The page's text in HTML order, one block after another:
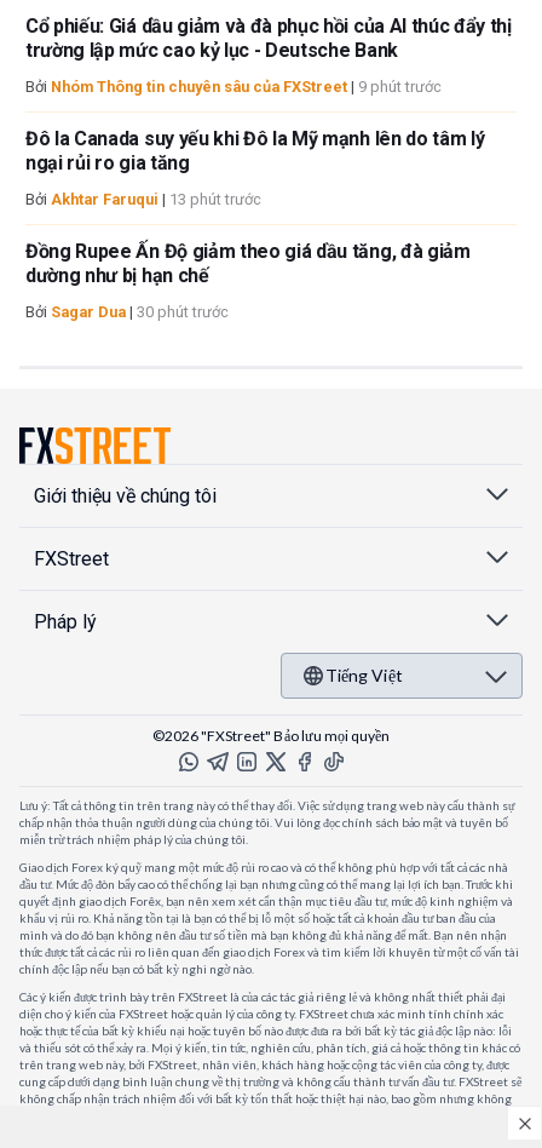
Cổ phiếu: Giá dầu giảm và đà phục hồi của AI thúc đẩy thị
trường lập mức cao kỷ lục - Deutsche Bank
Bởi Nhóm Thông tin chuyên sâu của FXStreet | 9 phút trước
Đô la Canada suy yếu khi Đô la Mỹ mạnh lên do tâm lý
ngại rủi ro gia tăng
Bởi Akhtar Faruqui | 13 phút trước
Đồng Rupee Ấn Độ giảm theo giá dầu tăng, đà giảm
dường như bị hạn chế
Bởi Sagar Dua | 30 phút trước
Giới thiệu về chúng tôi
FXStreet
Pháp lý
Tiếng Việt
©2026 "FXStreet" Bảo lưu mọi quyền
Lưu ý: Tất cả thông tin trên trang này có thể thay đổi. Việc sử dụng trang web này cấu thành sự
chấp nhận thỏa thuận người dùng của chúng tôi. Vui lòng đọc chính sách bảo mật và tuyên bố
miễn trừ trách nhiệm pháp lý của chúng tôi.
Giao dịch Forex ký quỹ mang một mức độ rủi ro cao và có thể không phù hợp với tất cả các nhà
đầu tư. Mức độ đòn bẩy cao có thể chống lại bạn nhưng cũng có thể mang lại lợi ích bạn. Trước khi
quyết định giao dịch Forêx, bạn nên xem xét cẩn thận mục tiêu đầu tư, mức độ kinh nghiệm và
khẩu vị rủi ro. Khả năng tồn tại là bạn có thể bị lỗ một số hoặc tất cả khoản đầu tư ban đầu của
mình và do đó bạn không nên đầu tư số tiền mà bạn không đủ khả năng để mất. Bạn nên nhận
thức được tất cả các rủi ro liên quan đến giao dịch Forex và tìm kiếm lời khuyên từ một cố vấn tài
chính độc lập nếu bạn có bất kỳ nghi ngờ nào.
Các ý kiến được trình bày trên FXStreet là của các tác giả riêng lẻ và không nhất thiết phải đại
diện cho ý kiến của FXStreet hoặc quản lý của công ty. FXStreet chưa xác minh tính chính xác
hoặc thực tế của bất kỳ khiếu nại hoặc tuyên bố nào được đưa ra bởi bất kỳ tác giả độc lập nào: lỗi
và thiếu sót có thể xảy ra. Mọi ý kiến, tin tức, nghiên cứu, phân tích, giá cả hoặc thông tin khác có
trên trang web này, bởi FXStreet, nhân viên, khách hàng hoặc cộng tác viên của công ty, được
cung cấp dưới dạng bình luận chung về thị trường và không cấu thành tư vấn đầu tư. FXStreet sẽ
không chấp nhận trách nhiệm đối với bất kỳ tổn thất hoặc thiệt hại nào, bao gồm nhưng không